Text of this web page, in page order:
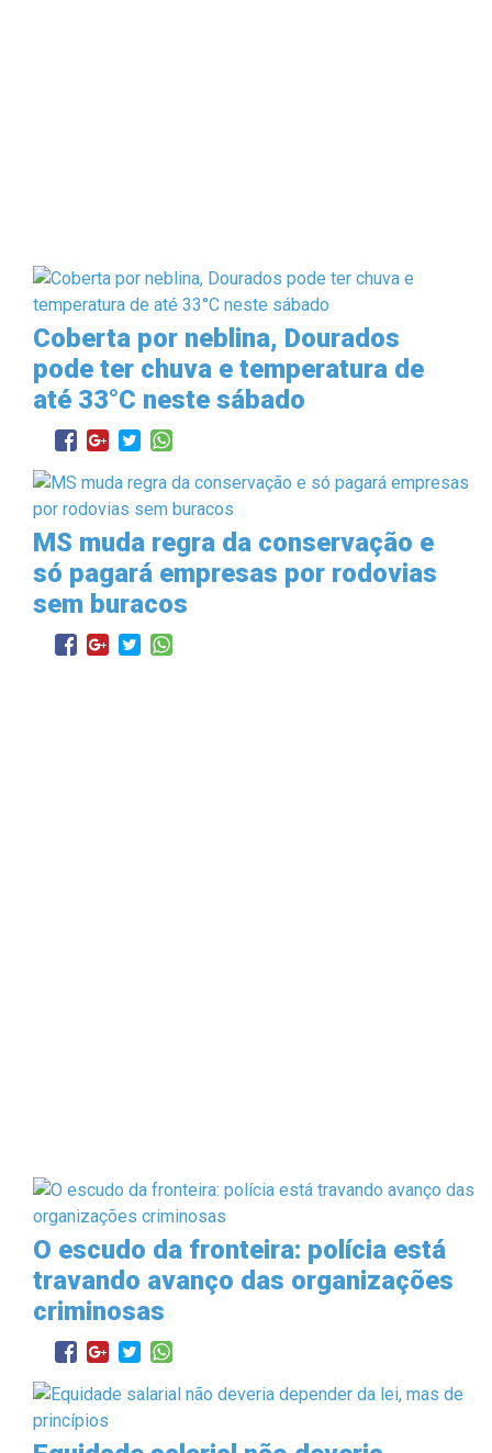
Coberta por neblina, Dourados
pode ter chuva e temperatura de
até 33°C neste sábado
MS muda regra da conservação e
só pagará empresas por rodovias
sem buracos
O escudo da fronteira: polícia está
travando avanço das organizações
criminosas